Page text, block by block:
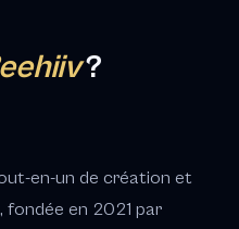
?
en-un de création et
en 2021 par